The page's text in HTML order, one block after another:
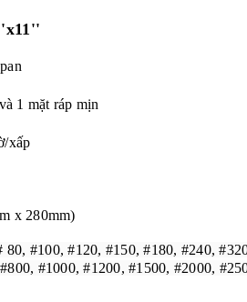
1 mặt ráp mịn
xấp
x 280mm)
80, #100, #120, #150, #180, #240,
#1500, #2000, #2500,